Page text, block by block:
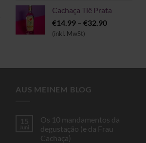
€54.90
Cachaça Tiê Prata
€14.99 – €32.90Preisspanne:
(inkl. MwSt)
AUS MEINEM BLOG
15
Juni
Os 10 mandamentos da
degustação (e da Frau
Cachaça)